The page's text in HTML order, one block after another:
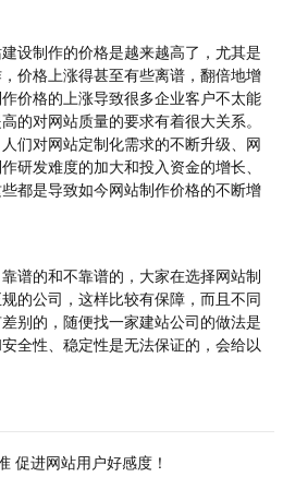
设制作的价格是越来越高了，尤其是
价格上涨得甚至有些离谱，翻倍地增
价格的上涨导致很多企业客户不太能
的对网站质量的要求有着很大关系。
们对网站定制化需求的不断升级、网
研发难度的加大和投入资金的增长、
都是导致如今网站制作价格的不断增
谱的和不靠谱的，大家在选择网站制
的公司，这样比较有保障，而且不同
别的，随便找一家建站公司的做法是
全性、稳定性是无法保证的，会给以
促进网站用户好感度！